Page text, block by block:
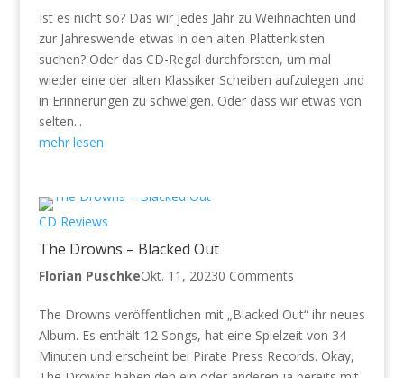
Ist es nicht so? Das wir jedes Jahr zu Weihnachten und
zur Jahreswende etwas in den alten Plattenkisten
suchen? Oder das CD-Regal durchforsten, um mal
wieder eine der alten Klassiker Scheiben aufzulegen und
in Erinnerungen zu schwelgen. Oder dass wir etwas von
selten...
mehr lesen
CD Reviews
The Drowns – Blacked Out
Florian PuschkeOkt. 11, 20230 Comments
The Drowns veröffentlichen mit „Blacked Out“ ihr neues
Album. Es enthält 12 Songs, hat eine Spielzeit von 34
Minuten und erscheint bei Pirate Press Records. Okay,